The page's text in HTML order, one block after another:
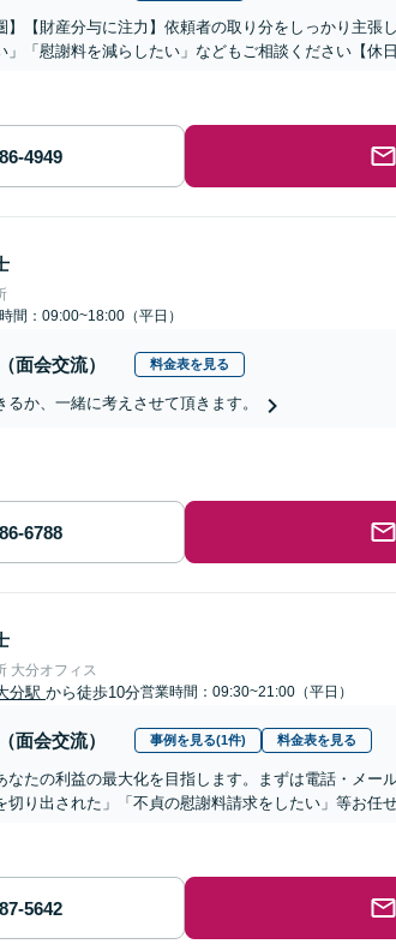
】【財産分与に注力】依頼者の取り分をしっかり主
」「慰謝料を減らしたい」などもご相談ください【休日
間：09:00~18:00（平日）
面会交流） 料金表を見る
るか、一緒に考えさせて頂きます。
大分オフィス
分駅 から徒歩10分営業時間：09:30~21:00（平日）
面会交流） 事例を見る(1件) 料金表を見る
なたの利益の最大化を目指します。まずは電話・メ
切り出された」「不貞の慰謝料請求をしたい」等お任